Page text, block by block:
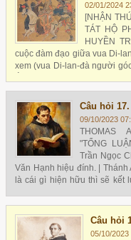
02/01/2024
[NHẬN
TÁT HỘ
HUYỀN
cuộc đàm đạo giữa vua Di-
xem (vua Di-lan-đà người
vùng Tây Bắc Ấn tại thượng
Câu hỏi
09/10/2023
THOMAS
"TỔNG
Trần Ngọc
Văn Hạnh hiệu đính. |
là cái gì hiện hữu thì sẽ kết
Câu hỏi
05/10/2023